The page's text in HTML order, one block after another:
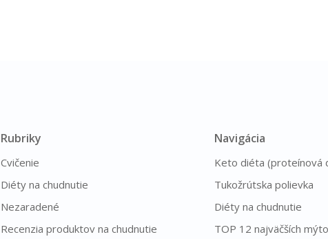
Rubriky
Cvičenie
Diéty na chudnutie
Nezaradené
Recenzia produktov na chudnutie
Navigácia
Keto diéta (proteínová
Tukožrútska polievka
Diéty na chudnutie
TOP 12 najväčších